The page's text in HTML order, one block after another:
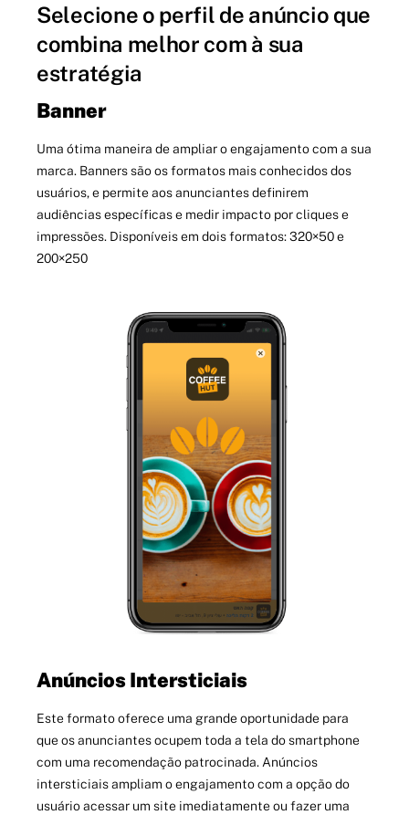
Selecione o perfil de anúncio que
combina melhor com à sua
estratégia
Banner
Uma ótima maneira de ampliar o engajamento com a sua
marca. Banners são os formatos mais conhecidos dos
usuários, e permite aos anunciantes definirem
audiências específicas e medir impacto por cliques e
impressões. Disponíveis em dois formatos: 320×50 e
200×250
Anúncios Intersticiais
Este formato oferece uma grande oportunidade para
que os anunciantes ocupem toda a tela do smartphone
com uma recomendação patrocinada. Anúncios
intersticiais ampliam o engajamento com a opção do
usuário acessar um site imediatamente ou fazer uma